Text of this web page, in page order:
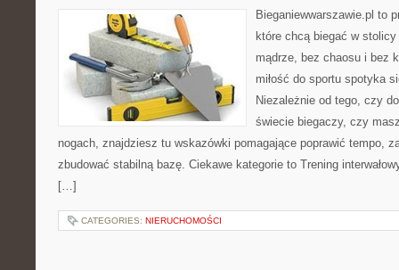
Bieganiewwarszawie.pl to
które chcą biegać w
mądrze, bez chaosu i bez
miłość do sportu spotyka
Niezależnie od tego, czy
świecie biegaczy, czy
nogach, znajdziesz tu wskazówki pomagające poprawić tempo,
zbudować stabilną bazę. Ciekawe kategorie to Trening
[…]
CATEGORIES: NIERUCHOMOŚCI